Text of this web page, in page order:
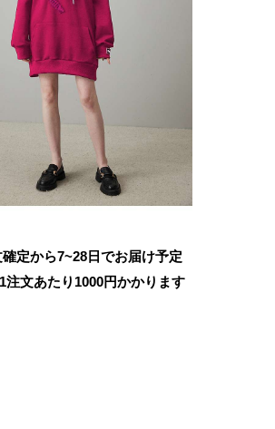
定から7~28日でお届け予定
注文あたり 1000円かかります